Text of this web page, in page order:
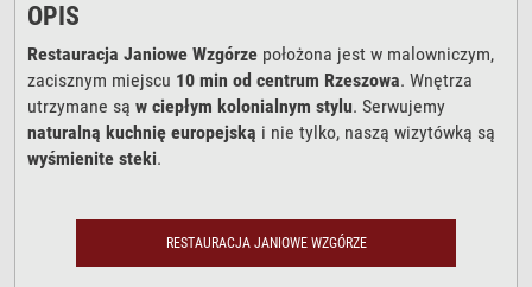
OPIS
Restauracja Janiowe Wzgórze położona jest w malowniczym,
zacisznym miejscu 10 min od centrum Rzeszowa. Wnętrza
utrzymane sąw ciepłym kolonialnym stylu. Serwujemy
naturalną kuchnię europejską i nie tylko, naszą wizytówką są
wyśmienite steki.
RESTAURACJA JANIOWE WZGÓRZE